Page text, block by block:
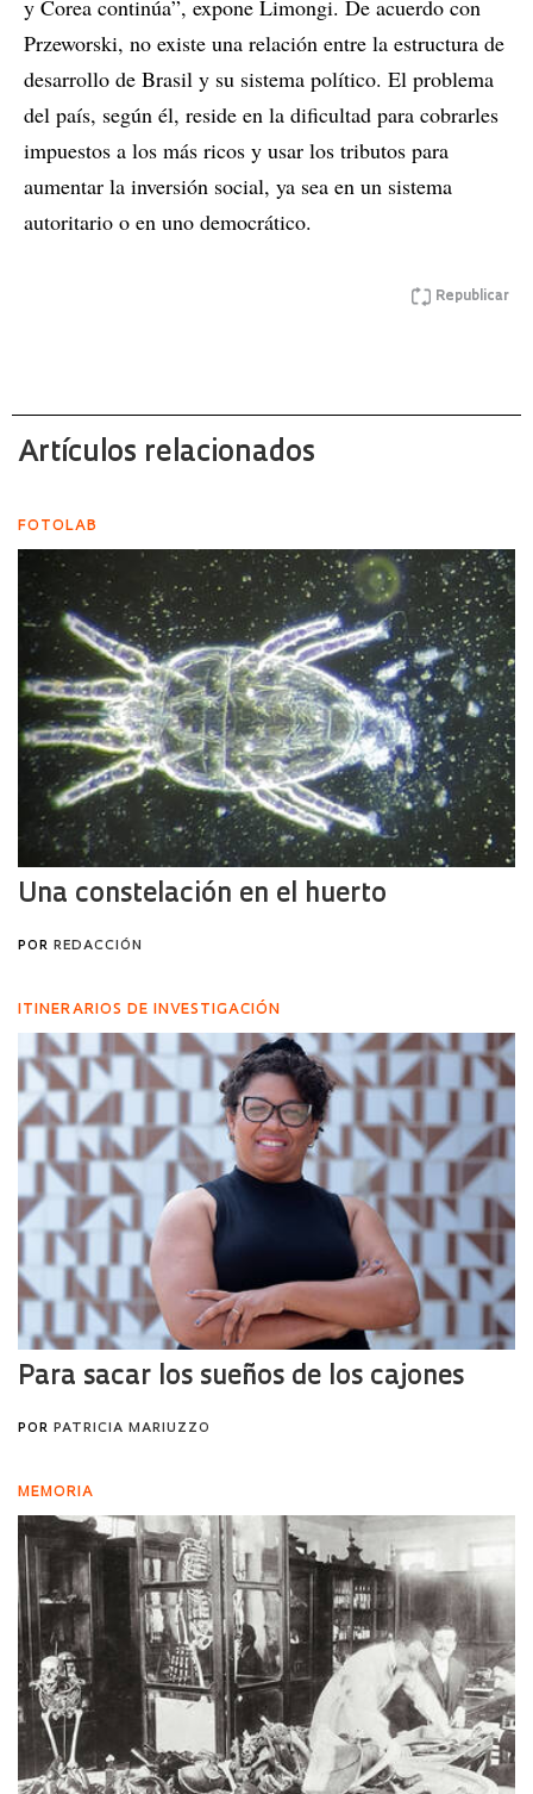
y Corea continúa”, expone Limongi. De acuerdo con
Przeworski, no existe una relación entre la estructura de
desarrollo de Brasil y su sistema político. El problema
del país, según él, reside en la dificultad para cobrarles
impuestos a los más ricos y usar los tributos para
aumentar la inversión social, ya sea en un sistema
autoritario o en uno democrático.
Republicar